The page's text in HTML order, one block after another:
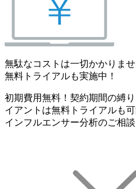
無駄なコストは一切かかりま
無料トライアルも実施中！
初期費用無料！契約期間の縛
イアントは無料トライアルも
インフルエンサー分析のご相談